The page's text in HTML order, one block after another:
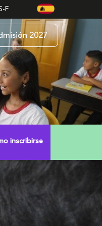
F Lenguaje
español
2027
inscribirse